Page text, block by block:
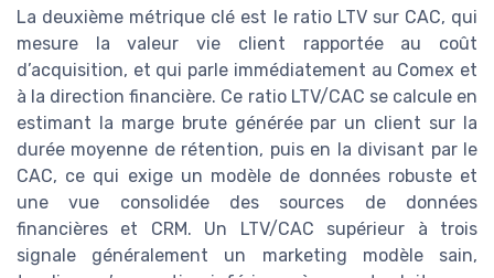
La deuxième métrique clé est le ratio LTV sur CAC, qui
mesure la valeur vie client rapportée au coût
d’acquisition, et qui parle immédiatement au Comex et
à la direction financière. Ce ratio LTV/CAC se calcule en
estimant la marge brute générée par un client sur la
durée moyenne de rétention, puis en la divisant par le
CAC, ce qui exige un modèle de données robuste et
une vue consolidée des sources de données
financières et CRM. Un LTV/CAC supérieur à trois
signale généralement un marketing modèle sain,